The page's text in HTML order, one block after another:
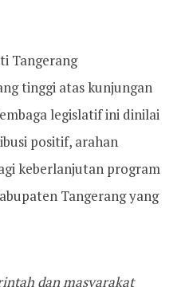
Tangerang
tinggi atas kunjungan
legislatif ini dinilai
positif, arahan
keberlanjutan program
Tangerang yang
dan masyarakat